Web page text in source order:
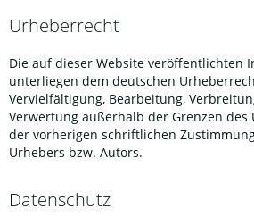
Urheberrecht
Die auf dieser Website veröffentlichten
unterliegen dem deutschen
Vervielfältigung, Bearbeitung,
Verwertung außerhalb der Grenzen
der vorherigen schriftlichen
Urhebers bzw. Autors.
Datenschutz